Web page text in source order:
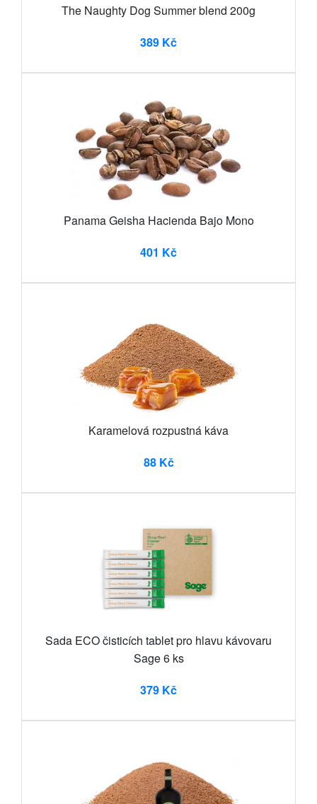
The Naughty Dog Summer blend 200g
389 Kč
Panama Geisha Hacienda Bajo Mono
401 Kč
Karamelová rozpustná káva
88 Kč
Sada ECO čisticích tablet pro hlavu kávovaru
Sage 6 ks
379 Kč